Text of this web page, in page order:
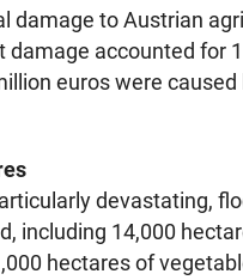
damage to Austrian
accounted for
euros were caused
devastating,
including 14,000
hectares of